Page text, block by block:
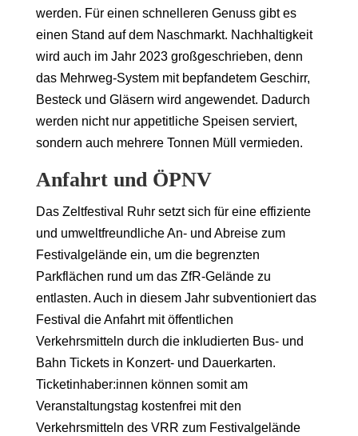
werden. Für einen schnelleren Genuss gibt es
einen Stand auf dem Naschmarkt. Nachhaltigkeit
wird auch im Jahr 2023 großgeschrieben, denn
das Mehrweg-System mit bepfandetem Geschirr,
Besteck und Gläsern wird angewendet. Dadurch
werden nicht nur appetitliche Speisen serviert,
sondern auch mehrere Tonnen Müll vermieden.
Anfahrt und ÖPNV
Das Zeltfestival Ruhr setzt sich für eine effiziente
und umweltfreundliche An- und Abreise zum
Festivalgelände ein, um die begrenzten
Parkflächen rund um das ZfR-Gelände zu
entlasten. Auch in diesem Jahr subventioniert das
Festival die Anfahrt mit öffentlichen
Verkehrsmitteln durch die inkludierten Bus- und
Bahn Tickets in Konzert- und Dauerkarten.
Ticketinhaber:innen können somit am
Veranstaltungstag kostenfrei mit den
Verkehrsmitteln des VRR zum Festivalgelände